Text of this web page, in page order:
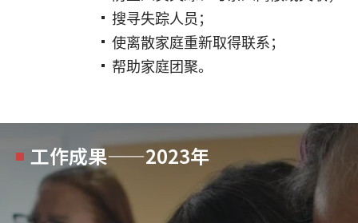
搜寻失踪人员；
使离散家庭重新取得联系；
帮助家庭团聚。
工作成果——2023年